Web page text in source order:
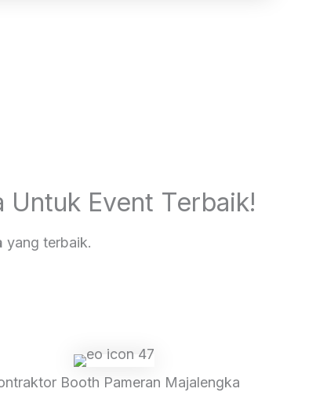
Event Terbaik!
yang terbaik.
Booth Pameran Majalengka